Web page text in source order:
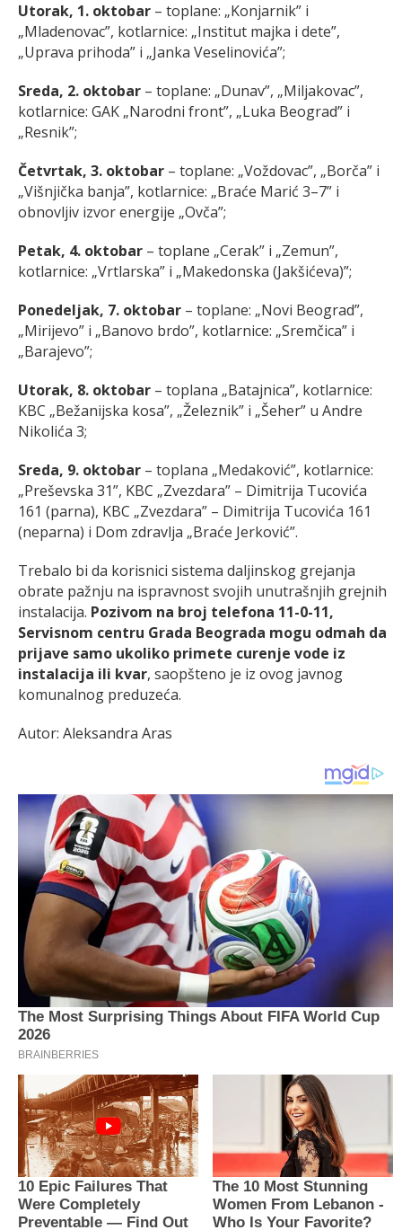
Utorak, 1. oktobar – toplane: „Konjarnik” i
„Mladenovac”, kotlarnice: „Institut majka i dete”,
„Uprava prihoda” i „Janka Veselinovića”;
Sreda, 2. oktobar – toplane: „Dunav”, „Miljakovac”,
kotlarnice: GAK „Narodni front”, „Luka Beograd” i
„Resnik”;
Četvrtak, 3. oktobar – toplane: „Voždovac”, „Borča” i
„Višnjička banja”, kotlarnice: „Braće Marić 3–7” i
obnovljiv izvor energije „Ovča”;
Petak, 4. oktobar – toplane „Cerak” i „Zemun”,
kotlarnice: „Vrtlarska” i „Makedonska (Jakšićeva)”;
Ponedeljak, 7. oktobar – toplane: „Novi Beograd”,
„Mirijevo” i „Banovo brdo”, kotlarnice: „Sremčica” i
„Barajevo”;
Utorak, 8. oktobar – toplana „Batajnica”, kotlarnice:
KBC „Bežanijska kosa”, „Železnik” i „Šeher” u Andre
Nikolića 3;
Sreda, 9. oktobar – toplana „Medaković”, kotlarnice:
„Preševska 31”, KBC „Zvezdara” – Dimitrija Tucovića
161 (parna), KBC „Zvezdara” – Dimitrija Tucovića 161
(neparna) i Dom zdravlja „Braće Jerković”.
Trebalo bi da korisnici sistema daljinskog grejanja
obrate pažnju na ispravnost svojih unutrašnjih grejnih
instalacija. Pozivom na broj telefona 11-0-11,
Servisnom centru Grada Beograda mogu odmah da
prijave samo ukoliko primete curenje vode iz
instalacija ili kvar, saopšteno je iz ovog javnog
komunalnog preduzeća.
Autor: Aleksandra Aras